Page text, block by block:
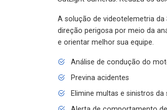
A solução de videotelemetria
direção perigosa por meio da
e orientar melhor sua equipe.
Análise de condução do
Previna acidentes
Elimine multas e sinistros da
Alerta de comportamento de